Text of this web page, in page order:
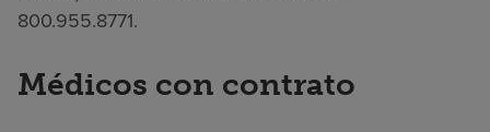
800.955.8771.
Médicos con contrato